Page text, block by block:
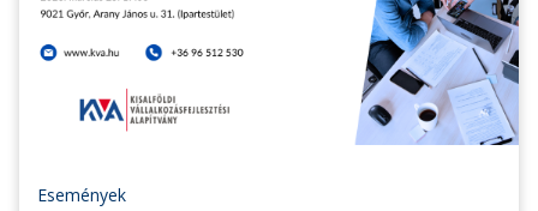
Események